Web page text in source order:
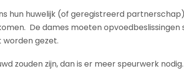
hun huwelijk (of geregistreerd
De dames moeten opvoedbeslissingen
worden gezet.
zouden zijn, dan is er meer speurwerk